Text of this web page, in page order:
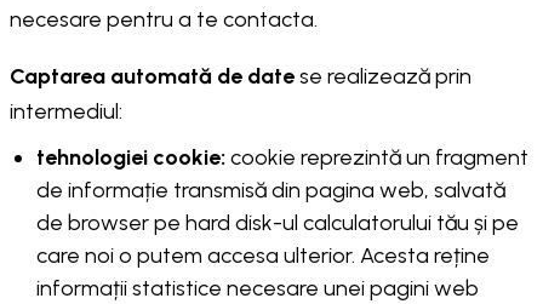
necesare pentru a te contacta.
Captarea automată de datese realizează prin
intermediul:
tehnologiei cookie: cookie reprezintă un fragment
de informație transmisă din pagina web, salvată
de browser pe hard disk-ul calculatorului tău și pe
care noi o putem accesa ulterior. Acesta reține
informații statistice necesare unei pagini web